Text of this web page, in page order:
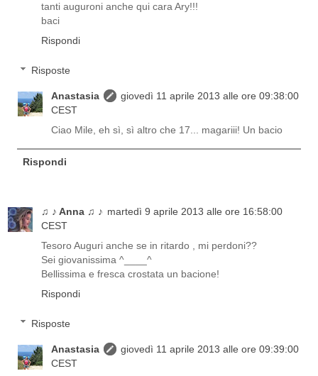
tanti auguroni anche qui cara Ary!!!
baci
Rispondi
Risposte
Anastasia
giovedì 11 aprile 2013 alle ore 09:38:00
CEST
Ciao Mile, eh sì, sì altro che 17... magariii! Un bacio
Rispondi
♫ ♪ Anna ♫ ♪ martedì 9 aprile 2013 alle ore 16:58:00
CEST
Tesoro Auguri anche se in ritardo , mi perdoni??
Sei giovanissima ^____^
Bellissima e fresca crostata un bacione!
Rispondi
Risposte
Anastasia
giovedì 11 aprile 2013 alle ore 09:39:00
CEST